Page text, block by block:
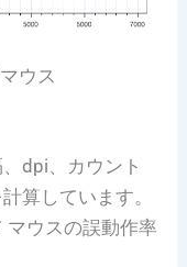
ウス
dpi、カウント
算しています。
マウスの誤動作率